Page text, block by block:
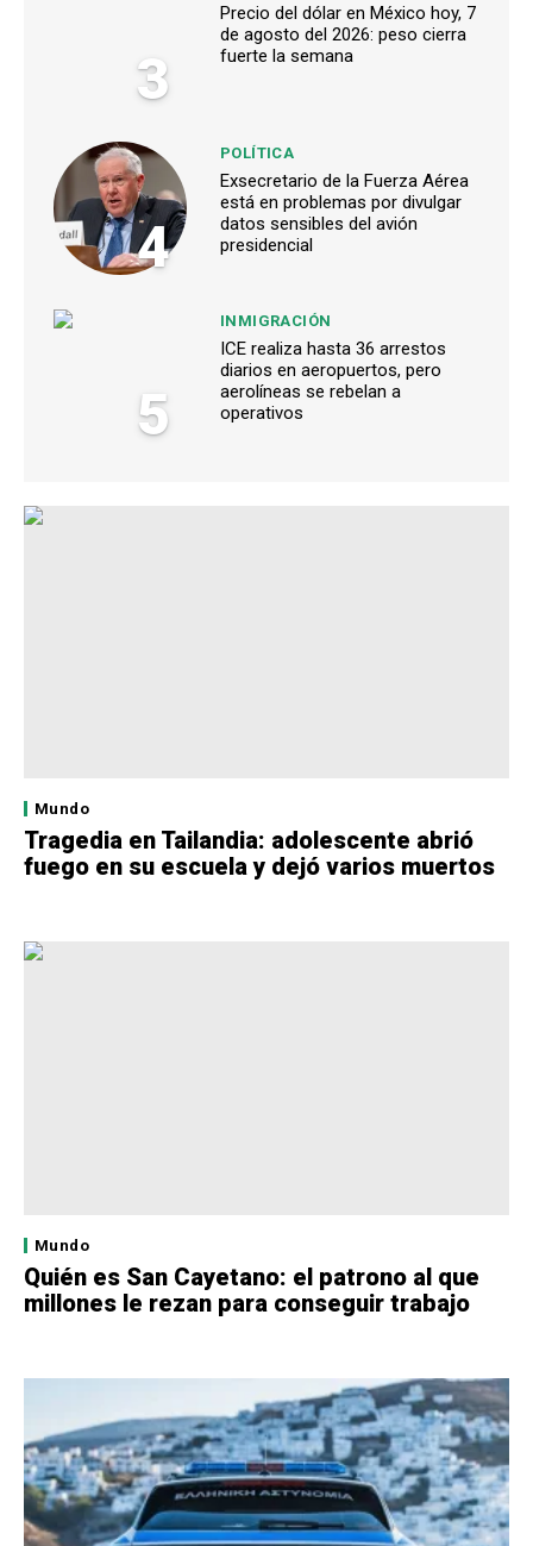
3
Precio del dólar en México hoy, 7
de agosto del 2026: peso cierra
fuerte la semana
4
POLÍTICA
Exsecretario de la Fuerza Aérea
está en problemas por divulgar
datos sensibles del avión
presidencial
5
INMIGRACIÓN
ICE realiza hasta 36 arrestos
diarios en aeropuertos, pero
aerolíneas se rebelan a
operativos
Mundo
Tragedia en Tailandia: adolescente abrió
fuego en su escuela y dejó varios muertos
Mundo
Quién es San Cayetano: el patrono al que
millones le rezan para conseguir trabajo